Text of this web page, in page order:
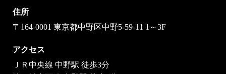
住所
〒164-0001 東京都中野区中野5-59-11 1～3F
アクセス
ＪＲ中央線 中野駅 徒歩3分